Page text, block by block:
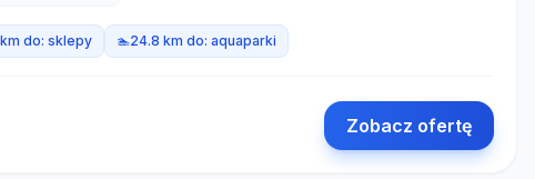
do: sklepy 🏊24.8 km do: aquaparki
Zobacz ofertę